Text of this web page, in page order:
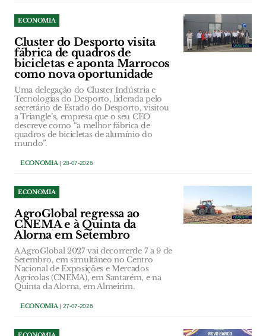
ECONOMIA
Cluster do Desporto visita
fábrica de quadros de
bicicletas e aponta Marrocos
como nova oportunidade
Uma delegação do Cluster Indústria e
Tecnologias do Desporto, liderada pelo
secretário de Estado do Desporto, visitou
a Triangle’s, empresa que o seu CEO
descreve como “a melhor fábrica de
quadros de bicicletas de alumínio do
mundo”.
ECONOMIA | 28-07-2026
ECONOMIA
AgroGlobal regressa ao
CNEMA e à Quinta da
Alorna em Setembro
A AgroGlobal 2027 vai decorrerde 7 a 9 de
Setembro, em simultâneo no Centro
Nacional de Exposições e Mercados
Agrícolas (CNEMA), em Santarém, e na
Quinta da Alorna, em Almeirim.
ECONOMIA | 27-07-2026